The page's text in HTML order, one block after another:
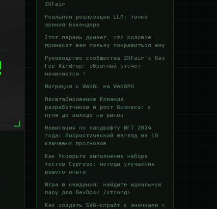
ZKFair
Реальная реализация LLM: точка
зрения бэкендера
Этот парень думает, что розовое
принесет вам пользу понравиться ему
Руководство сообщества ZKFair's Gas
Fee Airdrop: обратный отсчет
начинается !
Миграция с WebGL на WebGPU
Масштабирование Команда
разработчиков и рост бизнеса: с
нуля до выхода на рынок
Навигация по ландшафту NFT 2024
года: Юмористический взгляд на 10
ключевых прогнозов
Как Ускорьте выполнение набора
тестов Cypress: методы улучшения
вашего опыта
Игра в свидания: найдите идеальную
пару для DevOps< /strong>
Как создать SVG-спрайт с значками <